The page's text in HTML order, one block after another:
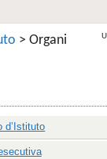
> Organi
d’Istituto